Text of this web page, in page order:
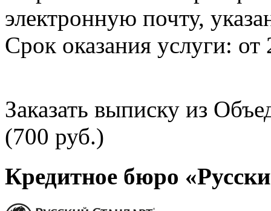
электронную почту,
Срок оказания услуги: от
Заказать выписку из
(700 руб.)
Кредитное бюро